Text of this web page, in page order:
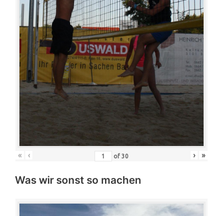
« ‹ of 30 › »
Was wir sonst so machen